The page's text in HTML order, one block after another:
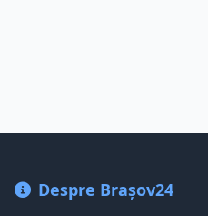
Despre Brașov24